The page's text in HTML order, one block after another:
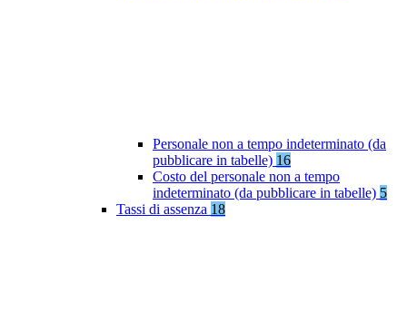
Personale non a tempo indeterminato (da
pubblicare in tabelle) 16
Costo del personale non a tempo
indeterminato (da pubblicare in tabelle) 5
Tassi di assenza 18